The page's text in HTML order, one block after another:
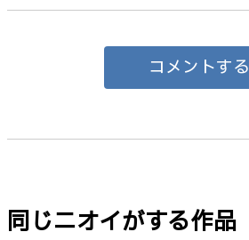
コメントする
同じニオイがする作品